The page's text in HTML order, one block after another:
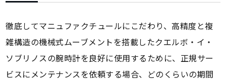
徹底してマニュファクチュールにこだわり、高精度と複
雑構造の機械式ムーブメントを搭載したクエルボ・イ・
ソブリノスの腕時計を良好に使用するために、正規サー
ビスにメンテナンスを依頼する場合、どのくらいの期間